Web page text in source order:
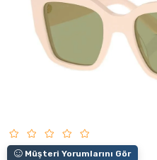
Müşteri Yorumlarını Gör